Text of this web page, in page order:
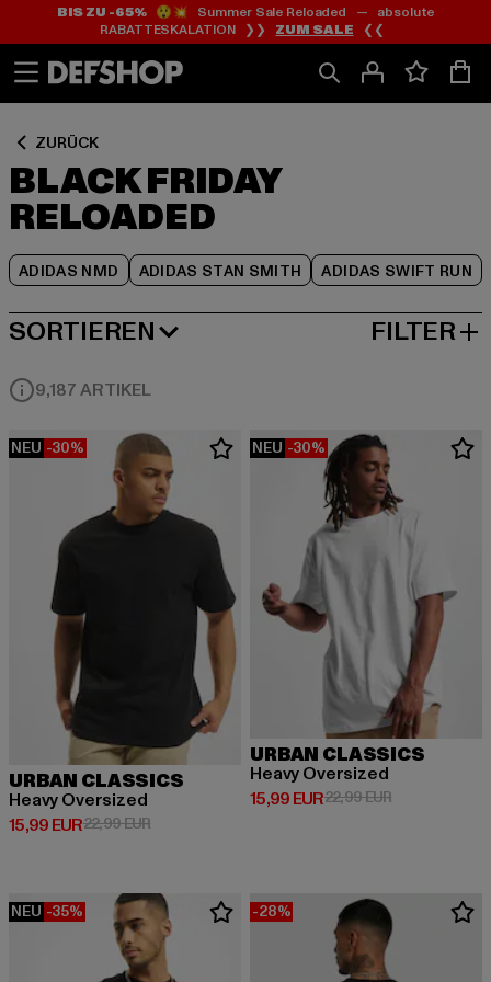
Zum
Inhalt
springen
Zum
Fußzeile
springen
BIS ZU -65%😲💥 Summer Sale Reloaded — absolute
RABATTESKALATION ❯❯ ZUM SALE ❮❮
ZURÜCK
BLACK FRIDAY
RELOADED
ADIDAS NMD ADIDAS STAN SMITH ADIDAS SWIFT RUN
Zum
Produktraster
springen
SORTIEREN
BELIEBTESTE FILTER
9,187 ARTIKEL
NEU -30%
URBAN CLASSICS
Heavy Oversized
15,99 EUR
Derzeitiger Preis: 15,99 EUR
22,99 EURAktionspreis: 22,99 EUR
NEU -30%
URBAN CLASSICS
Heavy Oversized
15,99 EUR
Derzeitiger Preis: 15,99 EUR
22,99 EURAktionspreis:
NEU -35% -28%